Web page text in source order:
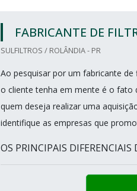
FABRICANTE DE
SULFILTROS / ROLÂNDIA - PR
Ao pesquisar por um fabricante
o cliente tenha em mente é o fato
quem deseja realizar uma
identifique as empresas que
OS PRINCIPAIS DIFERENCIAIS